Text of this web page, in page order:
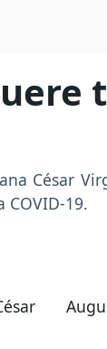
César
19.